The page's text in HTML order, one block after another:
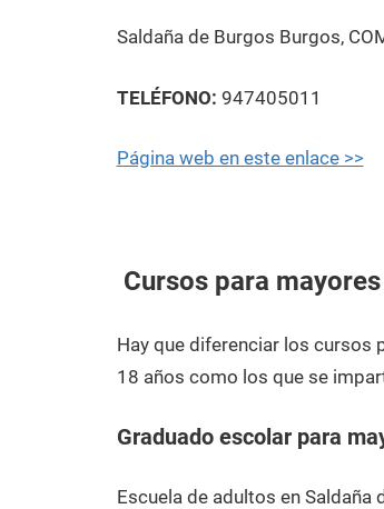
Saldaña de Burgos Burgos,
TELÉFONO: 947405011
Página web en este enlace >>
Cursos para
Hay que diferenciar los cursos
18 años como los que se
Graduado escolar para
Escuela de adultos en Saldaña